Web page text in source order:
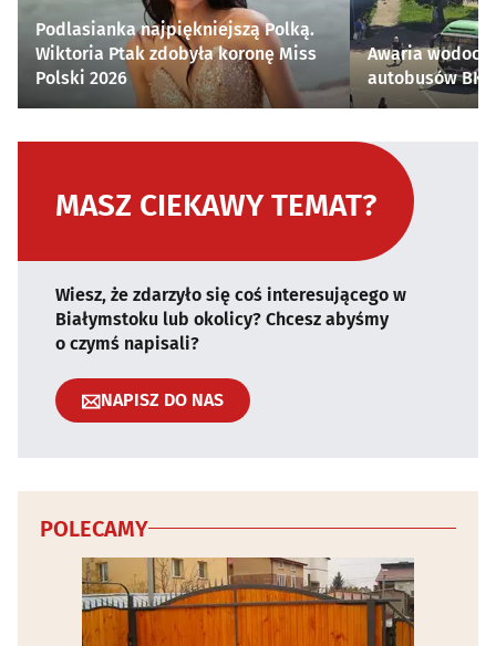
Podlasianka najpiękniejszą Polką.
Wiktoria Ptak zdobyła koronę Miss
Polski 2026
Awaria
autobusów
MASZ CIEKAWY TEMAT?
Wiesz, że zdarzyło się coś interesującego w
Białymstoku lub okolicy? Chcesz abyśmy
o czymś napisali?
NAPISZ DO NAS
POLECAMY